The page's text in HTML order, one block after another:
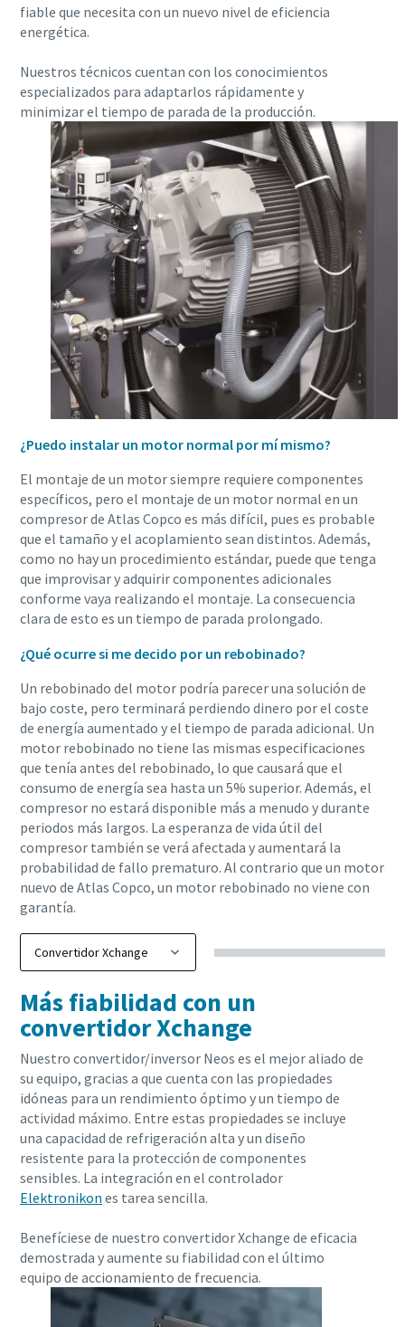
fiable que necesita con un nuevo nivel de eficiencia
energética.
Nuestros técnicos cuentan con los conocimientos
especializados para adaptarlos rápidamente y
minimizar el tiempo de parada de la producción.
¿Puedo instalar un motor normal por mí mismo?
El montaje de un motor siempre requiere componentes
específicos, pero el montaje de un motor normal en un
compresor de Atlas Copco es más difícil, pues es probable
que el tamaño y el acoplamiento sean distintos. Además,
como no hay un procedimiento estándar, puede que tenga
que improvisar y adquirir componentes adicionales
conforme vaya realizando el montaje. La consecuencia
clara de esto es un tiempo de parada prolongado.
¿Qué ocurre si me decido por un rebobinado?
Un rebobinado del motor podría parecer una solución de
bajo coste, pero terminará perdiendo dinero por el coste
de energía aumentado y el tiempo de parada adicional. Un
motor rebobinado no tiene las mismas especificaciones
que tenía antes del rebobinado, lo que causará que el
consumo de energía sea hasta un 5% superior. Además, el
compresor no estará disponible más a menudo y durante
periodos más largos. La esperanza de vida útil del
compresor también se verá afectada y aumentará la
probabilidad de fallo prematuro. Al contrario que un motor
nuevo de Atlas Copco, un motor rebobinado no viene con
garantía.
Más fiabilidad con un
convertidor Xchange
Nuestro convertidor/inversor Neos es el mejor aliado de
su equipo, gracias a que cuenta con las propiedades
idóneas para un rendimiento óptimo y un tiempo de
actividad máximo. Entre estas propiedades se incluye
una capacidad de refrigeración alta y un diseño
resistente para la protección de componentes
sensibles. La integración en el controlador
Elektronikon es tarea sencilla.
Benefíciese de nuestro convertidor Xchange de eficacia
demostrada y aumente su fiabilidad con el último
equipo de accionamiento de frecuencia.